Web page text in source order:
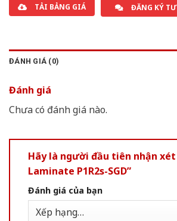
TẢI BẢNG GIÁ ĐĂNG KÝ
ĐÁNH GIÁ (0)
Đánh giá
Chưa có đánh giá nào.
Hãy là người đầu tiên nhận xét
Laminate P1R2s-SGD”
Đánh giá của bạn